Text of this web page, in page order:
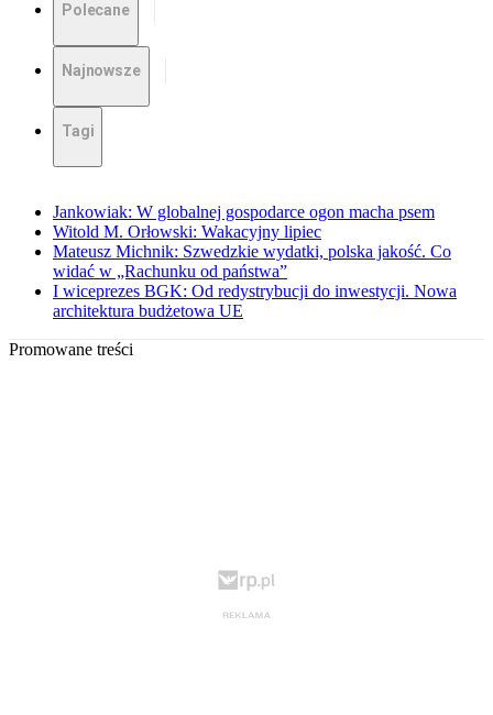
Polecane
Najnowsze
Tagi
Jankowiak: W globalnej gospodarce ogon macha psem
Witold M. Orłowski: Wakacyjny lipiec
Mateusz Michnik: Szwedzkie wydatki, polska jakość. Co
widać w „Rachunku od państwa”
I wiceprezes BGK: Od redystrybucji do inwestycji. Nowa
architektura budżetowa UE
Promowane treści